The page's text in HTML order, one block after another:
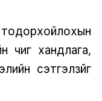
чиг хандлага,
сэтгэлзүйг